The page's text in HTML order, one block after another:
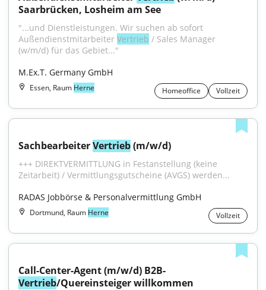
Saarbrücken, Losheim am See
"...und Dienstleistungen. Wir suchen ab sofort
Außendienstmitarbeiter Vertrieb / Sales Manager
(w/m/d) für das Gebiet..."
M.Ex.T. Germany GmbH
Essen, Raum Herne Homeoffice Vollzeit
Sachbearbeiter Vertrieb (m/w/d)
+++ DIREKTVERMITTLUNG in Festanstellung (keine
Zeitarbeit) / Vermittlungsgutscheine (AVGS) werden...
RADAS Jobbörse & Personalvermittlung GmbH
Dortmund, Raum Herne Vollzeit
Call-Center-Agent (m/w/d) B2B-
Vertrieb/Quereinsteiger willkommen